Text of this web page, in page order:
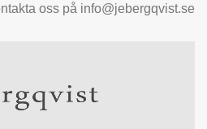
oss på info@jebergqvist.se